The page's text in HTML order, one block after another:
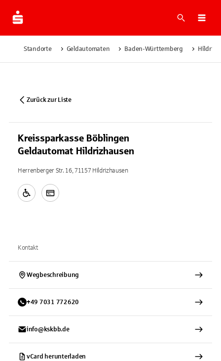
Suche
Standorte Geldautomaten Baden-Württemberg
Zurück zur Liste
Kreissparkasse Böblingen
Geldautomat Hildrizhausen
Herrenberger Str. 16, 71157 Hildrizhausen
Kontakt
Wegbeschreibung
+49 7031 772620
info@kskbb.de
vCard herunterladen